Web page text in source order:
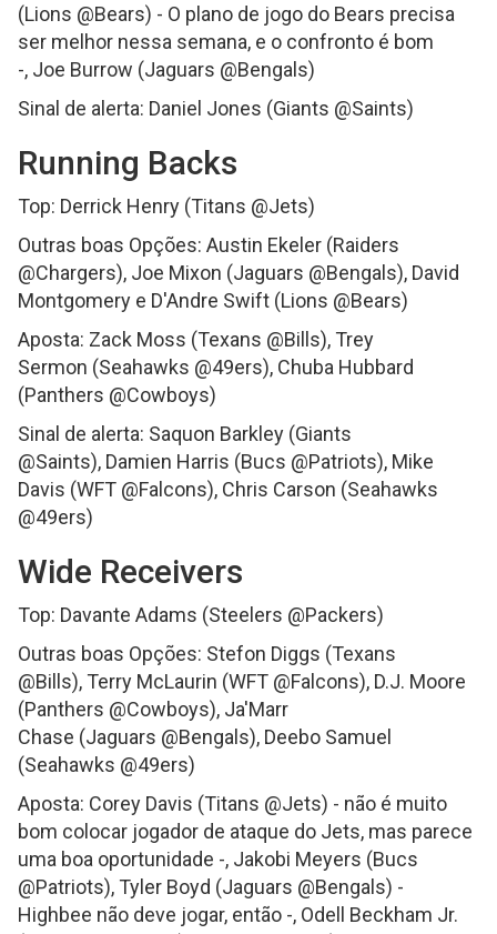
(Lions @Bears) - O plano de jogo do Bears precisa
ser melhor nessa semana, e o confronto é bom
-, Joe Burrow (Jaguars @Bengals)
Sinal de alerta: Daniel Jones (Giants @Saints)
Running Backs
Top: Derrick Henry (Titans @Jets)
Outras boas Opções: Austin Ekeler (Raiders
@Chargers), Joe Mixon (Jaguars @Bengals), David
Montgomery e D'Andre Swift (Lions @Bears)
Aposta: Zack Moss (Texans @Bills), Trey
Sermon (Seahawks @49ers), Chuba Hubbard
(Panthers @Cowboys)
Sinal de alerta: Saquon Barkley (Giants
@Saints), Damien Harris (Bucs @Patriots), Mike
Davis (WFT @Falcons), Chris Carson (Seahawks
@49ers)
Wide Receivers
Top: Davante Adams (Steelers @Packers)
Outras boas Opções: Stefon Diggs (Texans
@Bills), Terry McLaurin (WFT @Falcons), D.J. Moore
(Panthers @Cowboys), Ja'Marr
Chase (Jaguars @Bengals), Deebo Samuel
(Seahawks @49ers)
Aposta: Corey Davis (Titans @Jets) - não é muito
bom colocar jogador de ataque do Jets, mas parece
uma boa oportunidade -, Jakobi Meyers (Bucs
@Patriots), Tyler Boyd (Jaguars @Bengals) -
Highbee não deve jogar, então -, Odell Beckham Jr.